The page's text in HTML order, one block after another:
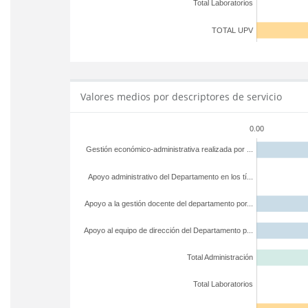
TOTAL UPV
Total Laboratorios
Valores medios por descriptores de servicio
0.00
Total Laboratorios
Total Administración
Apoyo al equipo de dirección del Departamento p...
Apoyo a la gestión docente del departamento por...
Apoyo administrativo del Departamento en los tí...
Gestión económico-administrativa realizada por ...